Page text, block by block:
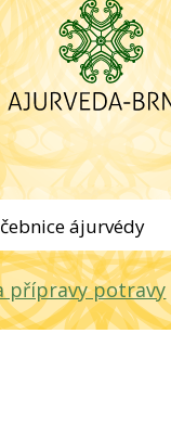
ájurvédy
přípravy potravy